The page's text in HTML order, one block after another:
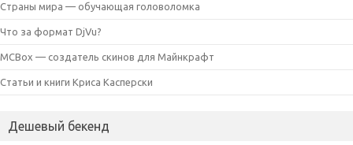
Страны мира — обучающая головоломка
Что за формат DjVu?
MCBox — создатель скинов для Майнкрафт
Статьи и книги Криса Касперски
Дешевый бекенд